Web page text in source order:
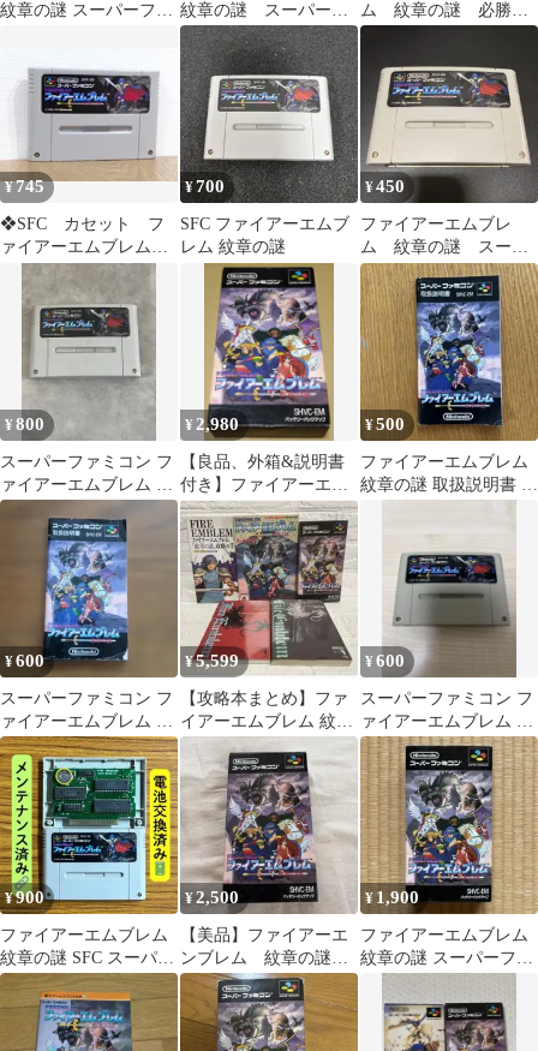
紋章の謎 スーパーファ 紋章の謎 スーパーフ
ァミコン
ム 紋章の謎 必勝攻
略法 スーパーファミ
¥745
❖SFC カセット フ
ァイアーエムブレム
紋章の謎 スーファミ
¥700
SFC ファイアーエムブ
レム 紋章の謎
¥450
ファイアーエムブレ
ム 紋章の謎 スーパ
ーファミコンソフト
SFC
¥800
スーパーファミコン フ
ァイアーエムブレム 紋
章の謎
¥ 2,980
【良品、外箱&説明書
付き】ファイアーエム
ブレム 紋章の謎 スーパ
ーファミコン .
¥500
ファイアーエムブレム
紋章の謎 取扱説明書 ス
¥600
スーパーファミコン フ
ァイアーエムブレム 紋
章の謎 取扱説明書
¥5,599
【攻略本まとめ】ファ
イアーエムブレム 紋章
の謎+攻略本4冊セット/
ニンテンドー
¥600
スーパーファミコン フ
ァイアーエムブレム 紋
章の謎
¥900
ファイアーエムブレム
紋章の謎 SFC スーパー
ファミコン 電池交換
済
¥2,500
【美品】ファイアーエ
ンブレム 紋章の謎
FIREEMBLEM スーパ
ーファミコン
¥ 1,900
ファイアーエムブレム
紋章の謎 スーパーファ